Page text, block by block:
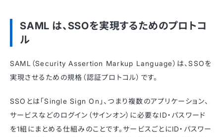
SAML は、SSOを実現するためのプロトコ
ル
SAML（Security Assertion Markup Language）は、SSOを
実現させるための規格（認証プロトコル）です。
SSOとは「Single Sign On」、つまり複数のアプリケーション、
サービスなどのログイン（サインオン）に必要なID・パスワード
を1組にまとめる仕組みのことです。サービスごとにID・パスワー